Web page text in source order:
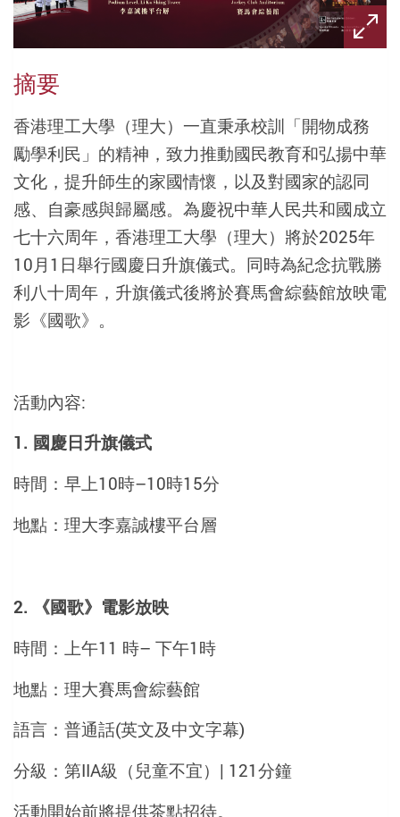
摘要
香港理工大學（理大）一直秉承校訓「開物成務
勵學利民」的精神，致力推動國民教育和弘揚中華
文化，提升師生的家國情懷，以及對國家的認同
感、自豪感與歸屬感。為慶祝中華人民共和國成立
七十六周年，香港理工大學（理大）將於2025年
10月1日舉行國慶日升旗儀式。同時為紀念抗戰勝
利八十周年，升旗儀式後將於賽馬會綜藝館放映電
影《國歌》。
活動內容:
1. 國慶日升旗儀式
時間：早上10時–10時15分
地點：理大李嘉誠樓平台層
2.
《國歌》電影放映
時間：上午11 時– 下午1時
地點：理大賽馬會綜藝館
語言：普通話(英文及中文字幕)
分級：第IIA級（兒童不宜） | 121分鐘
活動開始前將提供茶點招待。